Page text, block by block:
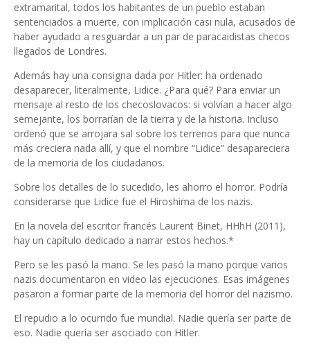
extramarital, todos los habitantes de un pueblo estaban
sentenciados a muerte, con implicación casi nula, acusados de
haber ayudado a resguardar a un par de paracaidistas checos
llegados de Londres.
Además hay una consigna dada por Hitler: ha ordenado
desaparecer, literalmente, Lidice. ¿Para qué? Para enviar un
mensaje al resto de los checoslovacos: si volvían a hacer algo
semejante, los borrarían de la tierra y de la historia. Incluso
ordenó que se arrojara sal sobre los terrenos para que nunca
más creciera nada allí, y que el nombre “Lidice” desapareciera
de la memoria de los ciudadanos.
Sobre los detalles de lo sucedido, les ahorro el horror. Podría
considerarse que Lidice fue el Hiroshima de los nazis.
En la novela del escritor francés Laurent Binet, HHhH (2011),
hay un capítulo dedicado a narrar estos hechos.*
Pero se les pasó la mano. Se les pasó la mano porque varios
nazis documentaron en video las ejecuciones. Esas imágenes
pasaron a formar parte de la memoria del horror del nazismo.
El repudio a lo ocurrido fue mundial. Nadie quería ser parte de
eso. Nadie quería ser asociado con Hitler.